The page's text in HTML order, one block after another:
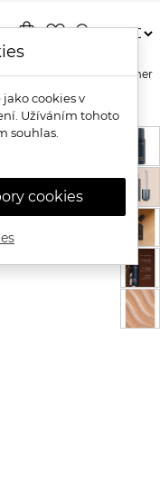
shopping_bagfavorite_bordersearch
Liquid Nectar Primer
cookies v
Užíváním tohoto
souhlas.
cookies